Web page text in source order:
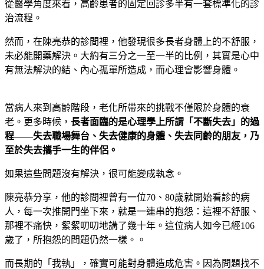
從醫學角度來看，高齡患者的固定回診多半有一套標準化的診
治流程。
然而，在陳亮恭的診間裡，他發現很多長者身體上的不舒服，
未必能開藥解決。大約有三分之一至一半的比例，其實是心中
有無法解決的結、內心孤單所造成，而心理會影響身體。
當病人來到高齡階段，老化所帶來的挑戰不僅限於身體的衰
老。更多時候， 長者面臨的是心理學上所謂「不斷失去」的過
程——失去職場舞台、失去健康的身體、失去同齡的朋友，乃
至於失去攜手一生的伴侶。
如果這些問題沒有解決，很可能變成執念。
陳亮恭分享，他的診間裡曾有一位70、80歲就開始看診的病
人，每一次推開門坐下來，就是一連串的抱怨：這裡不舒服、
那裡不痛快，絮絮叨叨地講了幾十年。這位病人如今已經106
歲了，所抱怨的問題仍然一樣。。
而長期的「我執」，確實可能對身體造成危害。因為問題找不